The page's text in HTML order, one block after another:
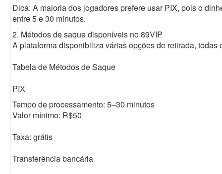
Dica: A maioria dos jogadores prefere usar PIX, pois o
entre 5 e 30 minutos.
2. Métodos de saque disponíveis no 89VIP
A plataforma disponibiliza várias opções de retirada,
Tabela de Métodos de Saque
PIX
Tempo de processamento: 5–30 minutos
Valor mínimo: R$50
Taxa: grátis
Transferência bancária